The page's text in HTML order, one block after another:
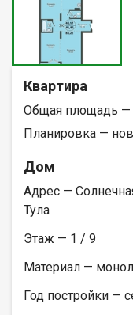
Квартира
Общая площадь —
Планировка —
Дом
Адрес —
Тула
Этаж — 1 / 9
Материал —
Год постройки —